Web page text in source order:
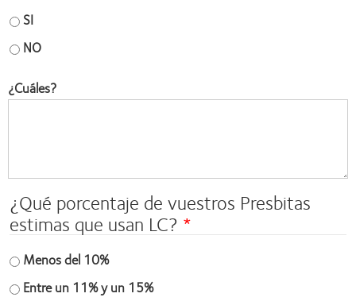
SI
NO
¿Cuáles?
¿Qué porcentaje de vuestros Presbitas
estimas que usan LC?
Menos del 10%
Entre un 11% y un 15%